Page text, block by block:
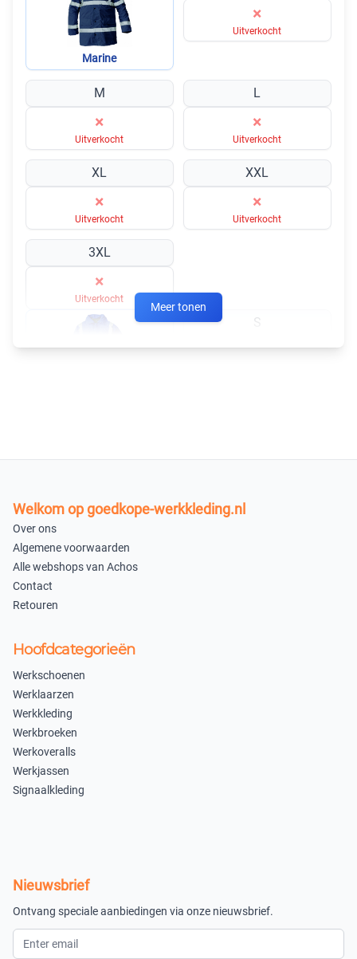
Marine
×
Uitverkocht
M
×
Uitverkocht
L
×
Uitverkocht
XL
×
Uitverkocht
XXL
×
Uitverkocht
3XL
×
Uitverkocht
S
×
× ×
XL
Fluo Oranje
3XL
Meer tonen
Welkom op goedkope-werkkleding.nl
Over ons
Algemene voorwaarden
Alle webshops van Achos
Contact
Retouren
Hoofdcategorieën
Werkschoenen
Werklaarzen
Werkkleding
Werkbroeken
Werkoveralls
Werkjassen
Signaalkleding
Nieuwsbrief
Ontvang speciale aanbiedingen via onze nieuwsbrief.